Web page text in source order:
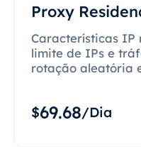
Proxy
Características IP
limite de IPs e
rotação aleatória
$69.68/Dia